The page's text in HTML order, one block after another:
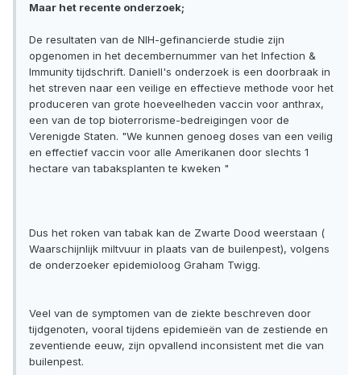
Maar het recente onderzoek;
De resultaten van de NIH-gefinancierde studie zijn
opgenomen in het decembernummer van het Infection &
Immunity tijdschrift. Daniell's onderzoek is een doorbraak in
het streven naar een veilige en effectieve methode voor het
produceren van grote hoeveelheden vaccin voor anthrax,
een van de top bioterrorisme-bedreigingen voor de
Verenigde Staten. "We kunnen genoeg doses van een veilig
en effectief vaccin voor alle Amerikanen door slechts 1
hectare van tabaksplanten te kweken "
Dus het roken van tabak kan de Zwarte Dood weerstaan (
Waarschijnlijk miltvuur in plaats van de builenpest), volgens
de onderzoeker epidemioloog Graham Twigg.
Veel van de symptomen van de ziekte beschreven door
tijdgenoten, vooral tijdens epidemieën van de zestiende en
zeventiende eeuw, zijn opvallend inconsistent met die van
builenpest.